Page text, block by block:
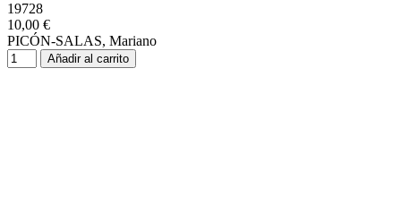
19728
10,00 €
PICÓN-SALAS, Mariano
Añadir al carrito